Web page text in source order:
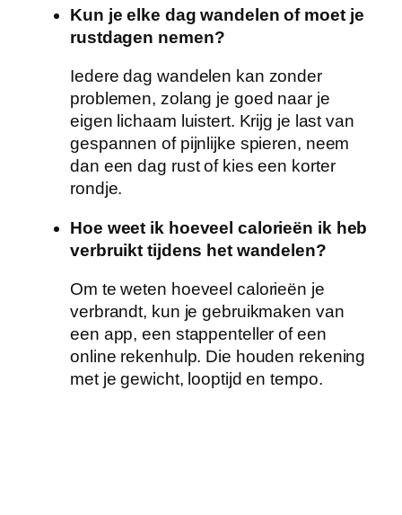
Kun je elke dag wandelen of moet je
rustdagen nemen?
Iedere dag wandelen kan zonder
problemen, zolang je goed naar je
eigen lichaam luistert. Krijg je last van
gespannen of pijnlijke spieren, neem
dan een dag rust of kies een korter
rondje.
Hoe weet ik hoeveel calorieën ik heb
verbruikt tijdens het wandelen?
Om te weten hoeveel calorieën je
verbrandt, kun je gebruikmaken van
een app, een stappenteller of een
online rekenhulp. Die houden rekening
met je gewicht, looptijd en tempo.